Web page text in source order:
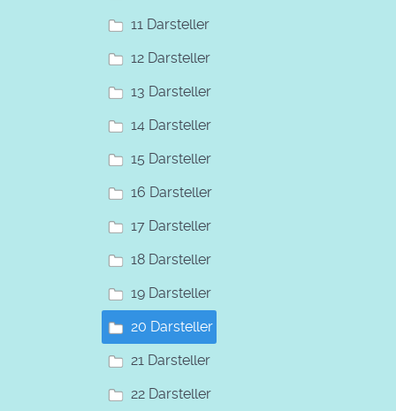
11 Darsteller
12 Darsteller
13 Darsteller
14 Darsteller
15 Darsteller
16 Darsteller
17 Darsteller
18 Darsteller
19 Darsteller
20 Darsteller
21 Darsteller
22 Darsteller